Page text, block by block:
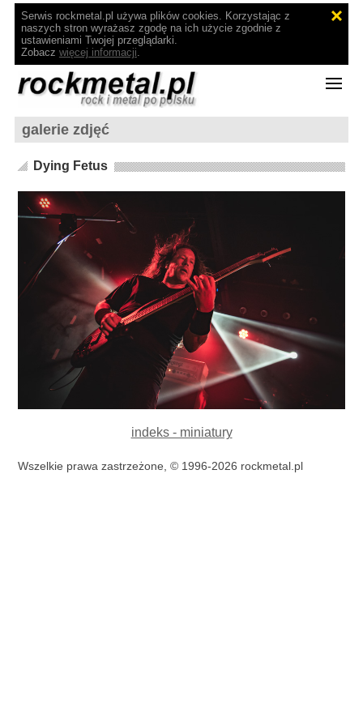
Serwis rockmetal.pl używa plików cookies. Korzystając z
naszych stron wyrażasz zgodę na ich użycie zgodnie z
ustawieniami Twojej przeglądarki.
Zobacz więcej informacji.
galerie zdjęć
Dying Fetus
indeks - miniatury
Wszelkie prawa zastrzeżone, © 1996-2026 rockmetal.pl